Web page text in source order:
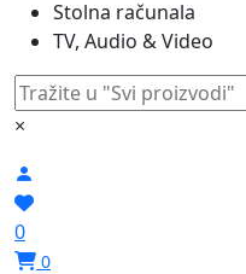
Stolna računala
TV, Audio & Video
×
0
0